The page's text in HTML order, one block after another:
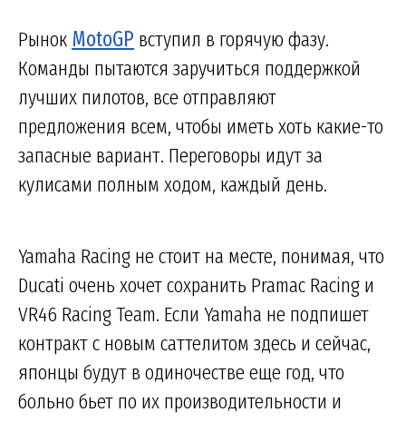
Рынок MotoGP вступил в горячую фазу.
Команды пытаются заручиться поддержкой
лучших пилотов, все отправляют
предложения всем, чтобы иметь хоть какие-то
запасные вариант. Переговоры идут за
кулисами полным ходом, каждый день.
Yamaha Racing не стоит на месте, понимая, что
Ducati очень хочет сохранить Pramac Racing и
VR46 Racing Team. Если Yamaha не подпишет
контракт с новым саттелитом здесь и сейчас,
японцы будут в одиночестве еще год, что
больно бьет по их производительности и